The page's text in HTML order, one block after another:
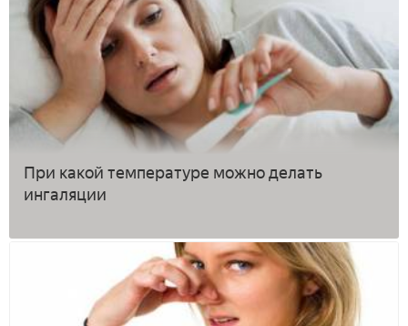
При какой температуре можно делать
ингаляции